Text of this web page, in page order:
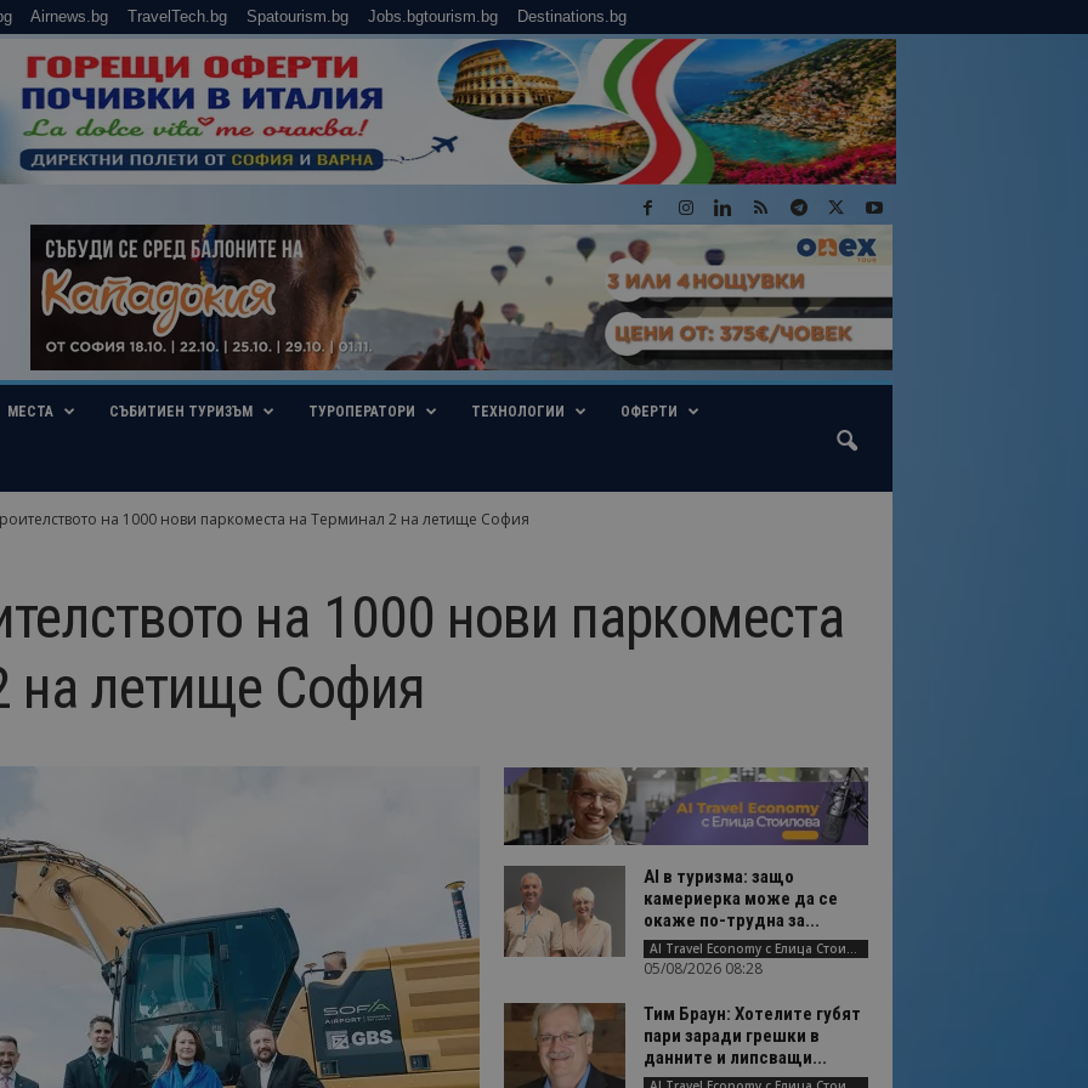
Airnews.bg TravelTech.bg Spatourism.bg Jobs.bgtourism.bg Destinations.bg
МЕСТА СЪБИТИЕН ТУРИЗЪМ ТУРОПЕРАТОРИ ТЕХНОЛОГИИ ОФЕРТИ
на 1000 нови паркоместа на Терминал 2 на летище София
на 1000 нови паркоместа
на летище София
AI в туризма: защо
камериерка може да се
окаже по-трудна за...
AI Travel Economy с Елица Стоилова
05/08/2026 08:28
Тим Браун: Хотелите губят
пари заради грешки в
данните и липсващи...